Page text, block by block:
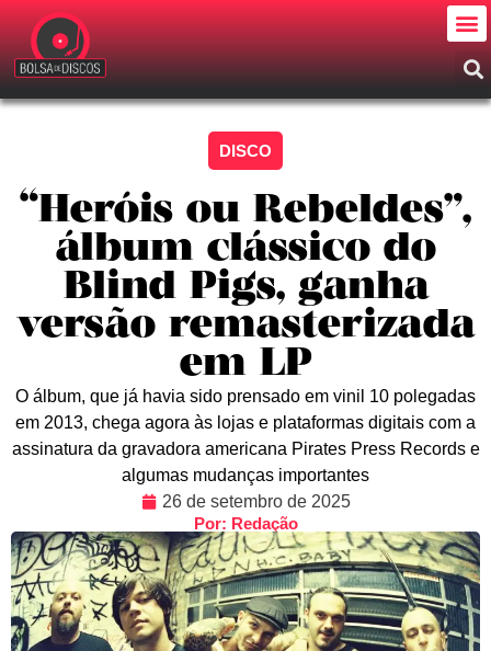
DISCO
“Heróis ou Rebeldes”,
álbum clássico do
Blind Pigs, ganha
versão remasterizada
em LP
O álbum, que já havia sido prensado em vinil 10 polegadas
em 2013, chega agora às lojas e plataformas digitais com a
assinatura da gravadora americana Pirates Press Records e
algumas mudanças importantes
26 de setembro de 2025
Por: Redação